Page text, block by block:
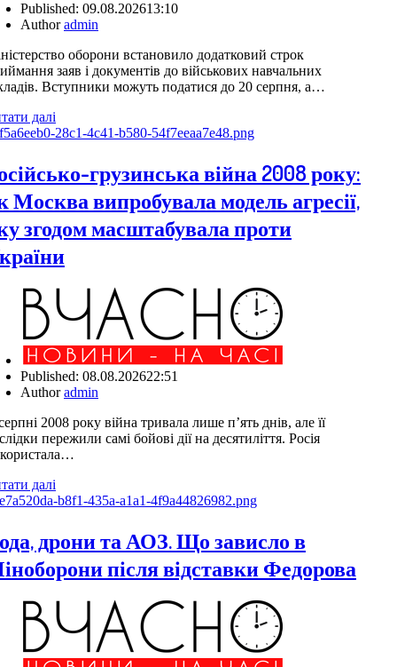
Published: 09.08.202613:10
Authoradmin
оборони встановило додатковий строк
заяв і документів до військових навчальних
Вступники можуть податися до 20 серпня, а…
далі
грузинська війна 2008 року:
Москва випробувала модель агресії,
згодом масштабувала проти
Published: 08.08.202622:51
Authoradmin
2008 року війна тривала лише п’ять днів, але її
пережили самі бойові дії на десятиліття. Росія
далі
дрони та АОЗ. Що зависло в
після відставки Федорова